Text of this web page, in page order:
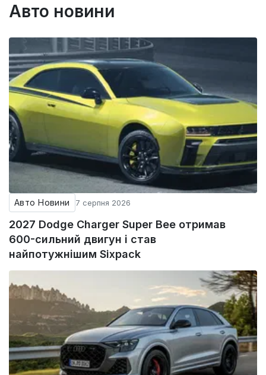
Авто новини
Авто Новини 7 серпня 2026
2027 Dodge Charger Super Bee отримав
600-сильний двигун і став
найпотужнішим Sixpack